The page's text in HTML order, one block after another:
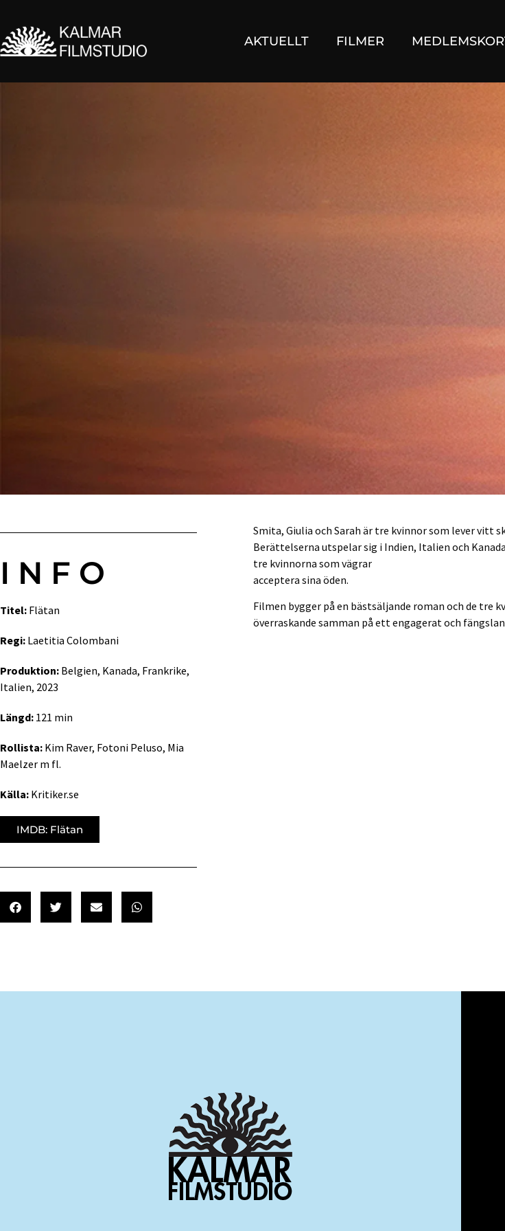
AKTUELLT FILMER
INFO
Titel: Flätan
Regi: Laetitia Colombani
Produktion: Belgien, Kanada, Frankrike,
Italien, 2023
Längd: 121 min
Rollista: Kim Raver, Fotoni Peluso, Mia
Maelzer m fl.
Källa: Kritiker.se
IMDB: Flätan
Smita, Giulia och Sarah är tre kvinnor som lever vitt
Berättelserna utspelar sig i Indien, Italien och
tre kvinnorna som vägrar
acceptera sina öden.
Filmen bygger på en bästsäljande roman och de tre
överraskande samman på ett engagerat och